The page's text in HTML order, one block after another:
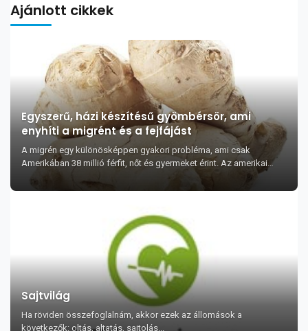
Ajánlott cikkek
Egyszerű, házi készítésű gyömbérsör, ami
enyhíti a migrént és a fejfájást
A migrén egy különösképpen gyakori probléma, ami csak
Amerikában 38 millió férfit, nőt és gyermeket érint. Az amerikai
alkalmazottak évente több, mint 1...
Sajtvilág
Ha röviden összefoglalnám, akkor ezek az állomások a
következők: oltás, altatás, sajtolás...